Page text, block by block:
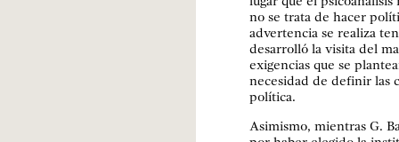
no se trata de hacer
advertencia se realiza
desarrolló la visita del
exigencias que se
necesidad de definir las
política.
Asimismo, mientras G.